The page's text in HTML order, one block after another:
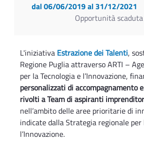
dal 06/06/2019al 31/12/2021
Opportunità scaduta
L'iniziativa Estrazione dei Talenti,
Regione Puglia attraverso ARTI –
per la Tecnologia e l’Innovazione,
personalizzati di accompagnamento
rivolti a Team di aspiranti
nell’ambito delle aree prioritarie di
indicate dalla Strategia regionale per
l’Innovazione.